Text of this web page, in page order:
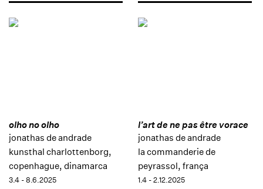
olho no olho
jonathas de andrade
kunsthal charlottenborg,
copenhague, dinamarca
3.4 - 8.6.2025
l’art de ne pas être vorace
jonathas de andrade
la commanderie de
peyrassol, frança
1.4 - 2.12.2025